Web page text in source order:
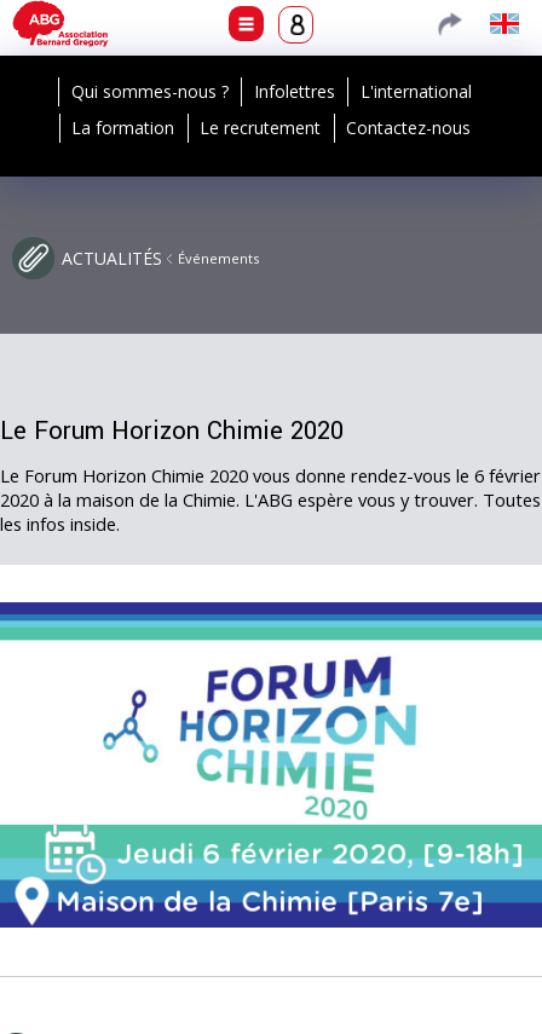
Qui sommes-nous ? Infolettres
L'international
La formation
Le recrutement Contactez-nous
ACTUALITÉS Événements
Le Forum Horizon Chimie 2020
Le Forum Horizon Chimie 2020 vous donne rendez-vous le 6 février
2020 à la maison de la Chimie. L'ABG espère vous y trouver. Toutes
les infos inside.